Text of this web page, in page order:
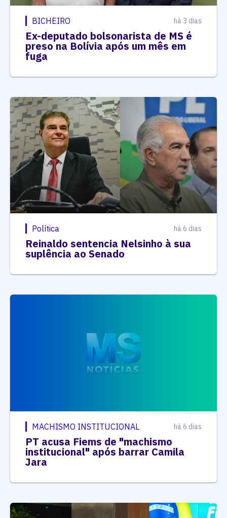
BICHEIRO há 3 dias
Ex-deputado bolsonarista de MS é
preso na Bolívia após um mês em
fuga
Política há 6 dias
Reinaldo sentencia Nelsinho à sua
suplência ao Senado
MACHISMO INSTITUCIONAL há 6 dias
PT acusa Fiems de "machismo
institucional" após barrar Camila
Jara